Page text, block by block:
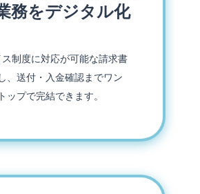
務をデジタル化
ス制度に対応が可能な請求書
、送付・入金確認までワン
ップで完結できます。